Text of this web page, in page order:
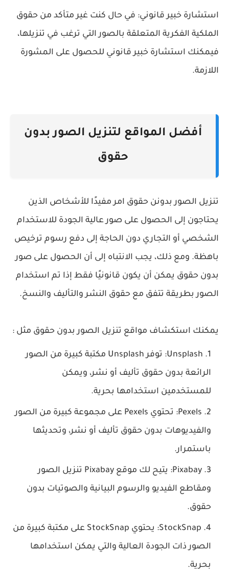
استشارة خبير قانوني: في حال كنت غير متأكد من حقوق
الملكية الفكرية المتعلقة بالصور التي ترغب في تنزيلها،
فيمكنك استشارة خبير قانوني للحصول على المشورة
اللازمة.
أفضل المواقع لتنزيل الصور بدون
حقوق
تنزيل الصور بدونن حقوق امر مفيدًا للأشخاص الذين
يحتاجون إلى الحصول على صور عالية الجودة للاستخدام
الشخصي أو التجاري دون الحاجة إلى دفع رسوم ترخيص
باهظة. ومع ذلك، يجب الانتباه إلى أن الحصول على صور
بدون حقوق يمكن أن يكون قانونيًا فقط إذا تم استخدام
الصور بطريقة تتفق مع حقوق النشر والتأليف والنسخ.
يمكنك استكشاف مواقع تنزيل الصور بدون حقوق مثل :
Unsplash: توفر Unsplash مكتبة كبيرة من الصور
الرائعة بدون حقوق تأليف أو نشر، ويمكن
للمستخدمين استخدامها بحرية.
Pexels: تحتوي Pexels على مجموعة كبيرة من الصور
والفيديوهات بدون حقوق تأليف أو نشر، وتحديثها
باستمرار.
Pixabay: يتيح لك موقع Pixabay تنزيل الصور
ومقاطع الفيديو والرسوم البيانية والصوتيات بدون
حقوق.
StockSnap: يحتوي StockSnap على مكتبة كبيرة من
الصور ذات الجودة العالية والتي يمكن استخدامها
بحرية.